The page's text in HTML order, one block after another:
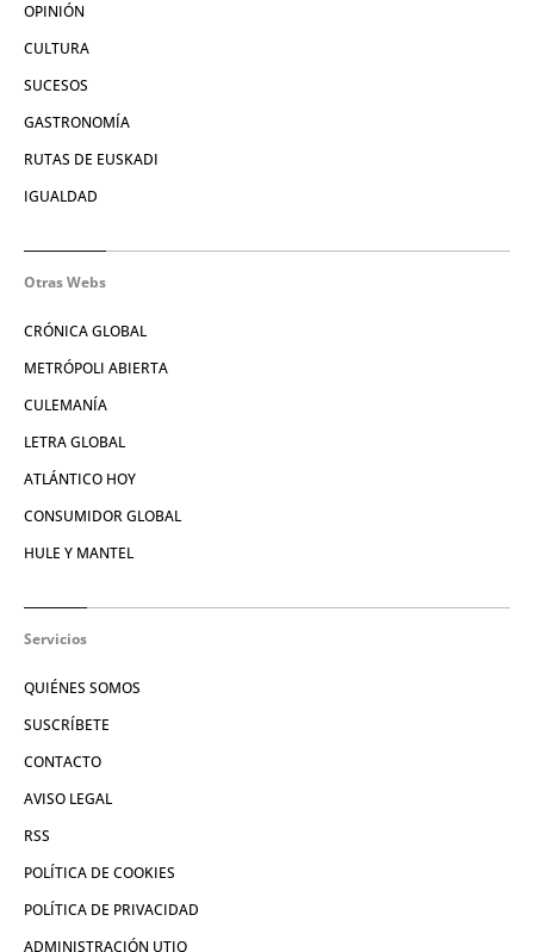
OPINIÓN
CULTURA
SUCESOS
GASTRONOMÍA
RUTAS DE EUSKADI
IGUALDAD
Otras Webs
CRÓNICA GLOBAL
METRÓPOLI ABIERTA
CULEMANÍA
LETRA GLOBAL
ATLÁNTICO HOY
CONSUMIDOR GLOBAL
HULE Y MANTEL
Servicios
QUIÉNES SOMOS
SUSCRÍBETE
CONTACTO
AVISO LEGAL
RSS
POLÍTICA DE COOKIES
POLÍTICA DE PRIVACIDAD
ADMINISTRACIÓN UTIQ